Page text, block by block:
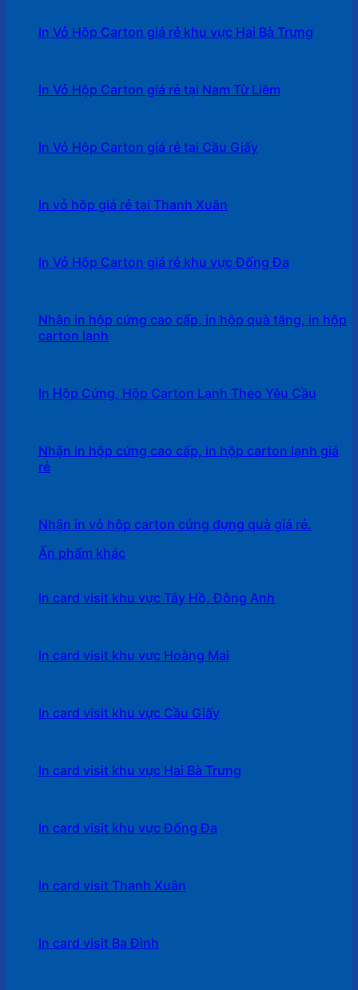
In Vỏ Hộp Carton giá rẻ khu vực Hai Bà Trưng
In Vỏ Hộp Carton giá rẻ tại Nam Từ Liêm
In Vỏ Hộp Carton giá rẻ tại Cầu Giấy
In vỏ hộp giá rẻ tại Thanh Xuân
In Vỏ Hộp Carton giá rẻ khu vực Đống Đa
Nhận in hộp cứng cao cấp, in hộp quà tặng, in hộp
carton lạnh
In Hộp Cứng, Hộp Carton Lạnh Theo Yêu Cầu
Nhận in hộp cứng cao cấp, in hộp carton lạnh giá
rẻ
Nhận in vỏ hộp carton cứng đựng quà giá rẻ.
Ấn phẩm khác
In card visit khu vực Tây Hồ, Đông Anh
In card visit khu vực Hoàng Mai
In card visit khu vực Cầu Giấy
In card visit khu vực Hai Bà Trưng
In card visit khu vực Đống Đa
In card visit Thanh Xuân
In card visit Ba Đình